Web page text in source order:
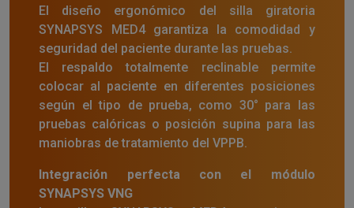
El diseño ergonómico del silla giratoria
SYNAPSYS MED4 garantiza la comodidad y
seguridad del paciente durante las pruebas.
El respaldo totalmente reclinable permite
colocar al paciente en diferentes posiciones
según el tipo de prueba, como 30° para las
pruebas calóricas o posición supina para las
maniobras de tratamiento del VPPB.
Integración perfecta con el módulo
SYNAPSYS VNG